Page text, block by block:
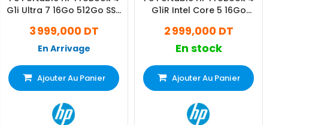
G1i Ultra 7 16Go 512Go SSD
3 999,000 DT
En Arrivage
Ajouter Au Panier
G1iR Intel Core 5 16Go
2 999,000 DT
En stock
Ajouter Au Panier